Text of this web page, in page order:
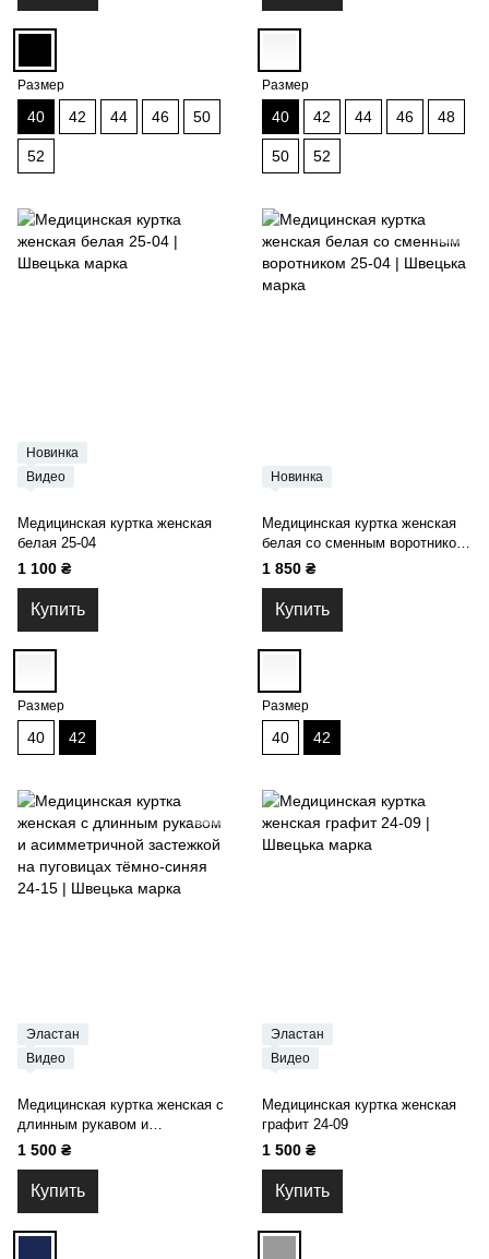
Размер
40 42 44 46 50
52
Размер
40 42 44 46 48
50 52
Новинка
Видео
Медицинская куртка женская
белая 25-04
1 100 ₴
Купить
Размер
40 42
Новинка
Медицинская куртка женская
белая со сменным воротником
25-04
1 850 ₴
Купить
Размер
40 42
Эластан
Видео
Медицинская куртка женская с
длинным рукавом и
асимметричной застежкой на
1 500 ₴
Купить
Эластан
Видео
Медицинская куртка женская
графит 24-09
1 500 ₴
Купить